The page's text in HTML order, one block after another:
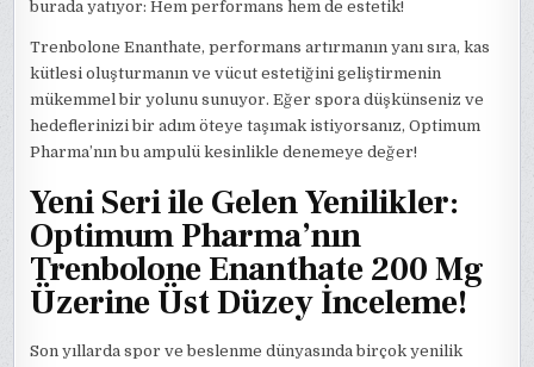
burada yatıyor: Hem performans hem de estetik!
Trenbolone Enanthate, performans artırmanın yanı sıra, kas
kütlesi oluşturmanın ve vücut estetiğini geliştirmenin
mükemmel bir yolunu sunuyor. Eğer spora düşkünseniz ve
hedeflerinizi bir adım öteye taşımak istiyorsanız, Optimum
Pharma’nın bu ampulü kesinlikle denemeye değer!
Yeni Seri ile Gelen Yenilikler:
Optimum Pharma’nın
Trenbolone Enanthate 200 Mg
Üzerine Üst Düzey İnceleme!
Son yıllarda spor ve beslenme dünyasında birçok yenilik